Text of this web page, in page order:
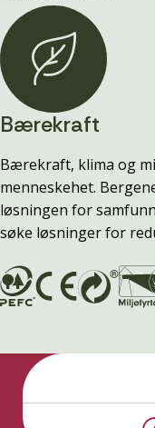
Bærekraft
Bærekraft, klima og
menneskehet.
løsningen for
søke løsninger for